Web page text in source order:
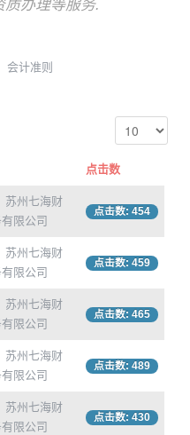
质办理等服务.
会计准则
点击数
苏州七海财
限公司
点击数: 454
苏州七海财
限公司
点击数: 459
苏州七海财
限公司
点击数: 465
苏州七海财
限公司
点击数: 489
苏州七海财
限公司
点击数: 430